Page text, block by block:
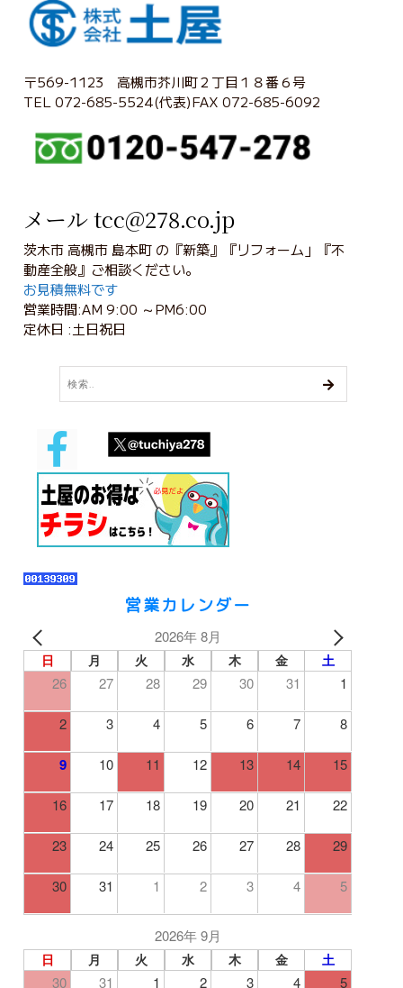
〒569-1123 高槻市芥川町２丁目１８番６号
TEL 072-685-5524(代表)FAX 072-685-6092
メール tcc@278.co.jp
茨木市 高槻市 島本町 の『新築』『リフォーム」『不
動産全般』ご相談ください。
お見積無料です
営業時間:AM 9:00 ～PM6:00
定休日 :土日祝日
営業カレンダー
2026年 8月
日 月 火 水 木 金 土
26 27 28 29 30 31 1
2 3 4 5 6 7 8
9 10 11 12 13 14 15
16 17 18 19 20 21 22
23 24 25 26 27 28 29
30 31 1 2 3 4 5
2026年 9月
日 月 火 水 木 金 土
30 31 1 2 3 4 5